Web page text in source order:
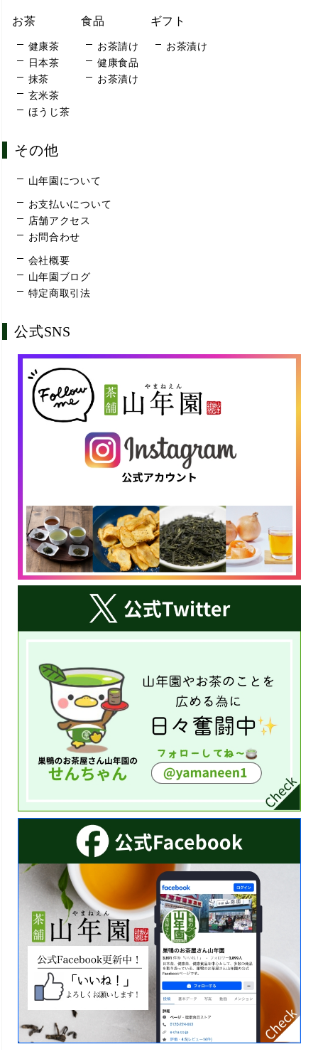
お茶
健康茶
日本茶
抹茶
玄米茶
ほうじ茶
食品
お茶請け
健康食品
お茶漬け
ギフト
お茶漬け
その他
山年園について
お支払いについて
店舗アクセス
お問合わせ
会社概要
山年園ブログ
特定商取引法
公式SNS